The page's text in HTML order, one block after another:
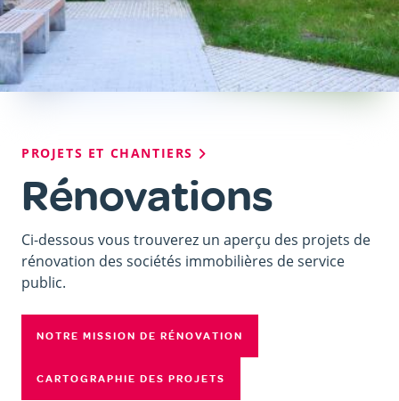
Fil
d'Ariane
PROJETS ET CHANTIERS
Rénovations
Ci-dessous vous trouverez un aperçu des projets de
rénovation des sociétés immobilières de service
public.
NOTRE MISSION DE RÉNOVATION
CARTOGRAPHIE DES PROJETS